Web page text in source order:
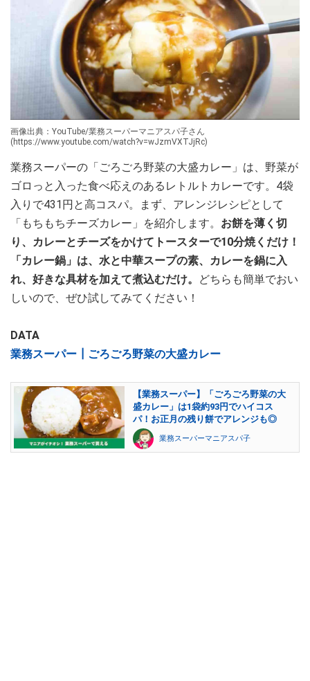
画像出典：YouTube/業務スーパーマニアスパ子さん
(https://www.youtube.com/watch?v=wJzmVXTJjRc)
業務スーパーの「ごろごろ野菜の大盛カレー」は、野菜が
ゴロっと入った食べ応えのあるレトルトカレーです。4袋
入りで431円と高コスパ。まず、アレンジレシピとして
「もちもちチーズカレー」を紹介します。 お餅を薄く切
り、カレーとチーズをかけてトースターで10分焼くだけ！
「カレー鍋」は、水と中華スープの素、カレーを鍋に入
れ、好きな具材を加えて煮込むだけ。
どちらも簡単でおい
しいので、ぜひ試してみてください！
DATA
業務スーパー┃ごろごろ野菜の大盛カレー
【業務スーパー】「ごろごろ野菜の大
盛カレー」は1袋約93円でハイコス
パ！お正月の残り餅でアレンジも◎
業務スーパーマニアスパ子